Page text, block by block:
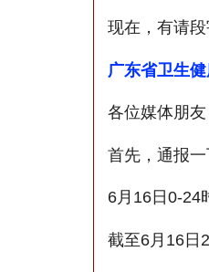
现在，有请段
广东省卫生
各位媒体朋友
首先，通报一
6月16日0-24
截至6月16日